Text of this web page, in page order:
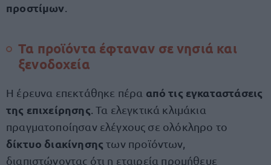
προστίμων
Τα προϊόντα έφταναν σε νησιά και
ξενοδοχεία
Η έρευνα επεκτάθηκε πέρα από τις εγκαταστάσεις
της επιχείρησης . Τα ελεγκτικά κλιμάκια
πραγματοποίησαν ελέγχους σε ολόκληρο το
δίκτυο διακίνησης των προϊόντων,
διαπιστώνοντας ότι η εταιρεία προμήθευε